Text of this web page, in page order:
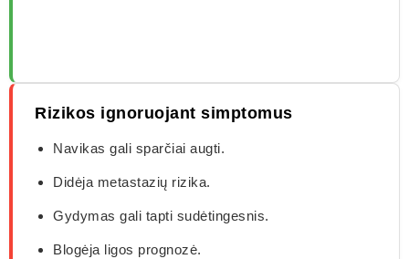
Rizikos ignoruojant simptomus
Navikas gali sparčiai augti.
Didėja metastazių rizika.
Gydymas gali tapti sudėtingesnis.
Blogėja ligos prognozė.